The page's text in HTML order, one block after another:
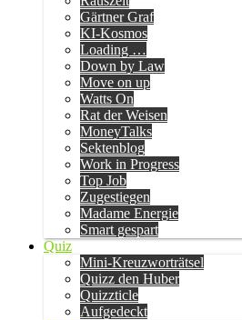
Gärtner Graf
KI-Kosmos
Loading …
Down by Law
Move on up
Watts On
Rat der Weisen
MoneyTalks
Sektenblog
Work in Progress
Top Job
Zugestiegen
Madame Energie
Smart gespart
Quiz
Mini-Kreuzworträtsel
Quizz den Huber
Quizzticle
Aufgedeckt